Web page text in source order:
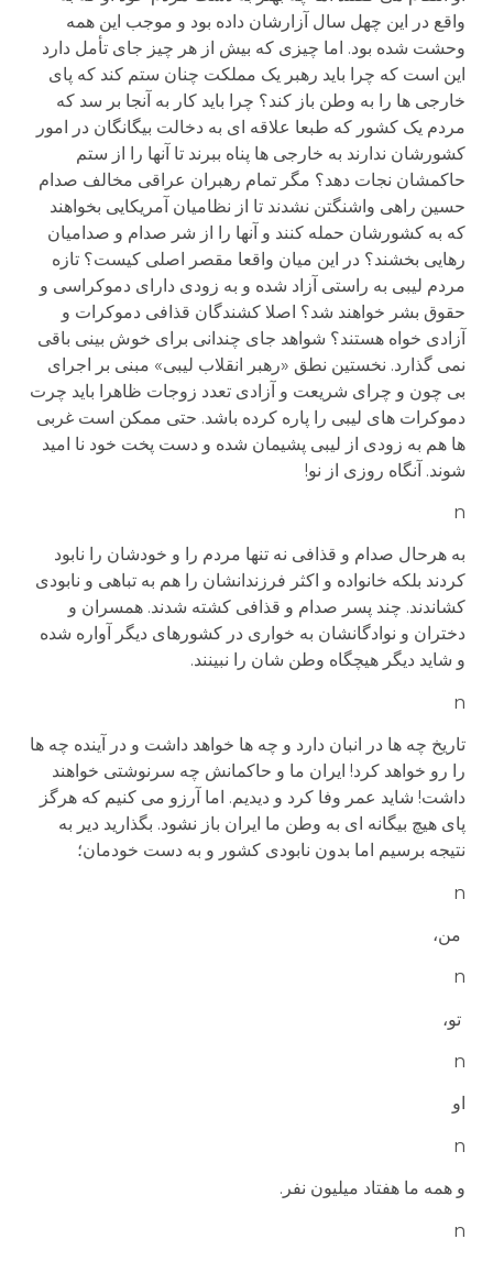
واقع در این چهل سال آزارشان داده بود و موجب این همه
وحشت شده بود. اما چیزی که بیش از هر چیز جای تأمل دارد
این است که چرا باید رهبر یک مملکت چنان ستم کند که پای
خارجی ها را به وطن باز کند؟ چرا باید کار به آنجا بر سد که
مردم یک کشور که طبعا علاقه ای به دخالت بیگانگان در امور
کشورشان ندارند به خارجی ها پناه ببرند تا آنها را از ستم
حاکمشان نجات دهد؟ مگر تمام رهبران عراقی مخالف صدام
حسین راهی واشنگتن نشدند تا از نظامیان آمریکایی بخواهند
که به کشورشان حمله کنند و آنها را از شر صدام و صدامیان
رهایی بخشند؟ در این میان واقعا مقصر اصلی کیست؟ تازه
مردم لیبی به راستی آزاد شده و به زودی دارای دموکراسی و
حقوق بشر خواهند شد؟ اصلا کشندگان قذافی دموکرات و
آزادی خواه هستند؟ شواهد جای چندانی برای خوش بینی باقی
نمی گذارد. نخستین نطق «رهبر انقلاب لیبی» مبنی بر اجرای
بی چون و چرای شریعت و آزادی تعدد زوجات ظاهرا باید چرت
دموکرات های لیبی را پاره کرده باشد. حتی ممکن است غربی
ها هم به زودی از لیبی پشیمان شده و دست پخت خود نا امید
شوند. آنگاه روزی از نو!
n
به هرحال صدام و قذافی نه تنها مردم را و خودشان را نابود
کردند بلکه خانواده و اکثر فرزندانشان را هم به تباهی و نابودی
کشاندند. چند پسر صدام و قذافی کشته شدند. همسران و
دختران و نوادگانشان به خواری در کشورهای دیگر آواره شده
و شاید دیگر هیچگاه وطن شان را نبینند.
n
تاریخ چه ها در انبان دارد و چه ها خواهد داشت و در آینده چه ها
را رو خواهد کرد! ایران ما و حاکمانش چه سرنوشتی خواهند
داشت! شاید عمر وفا کرد و دیدیم. اما آرزو می کنیم که هرگز
پای هیچ بیگانه ای به وطن ما ایران باز نشود. بگذارید دیر به
نتیجه برسیم اما بدون نابودی کشور و به دست خودمان؛
n
من،
n
تو،
n
او
n
و همه ما هفتاد میلیون نفر.
n